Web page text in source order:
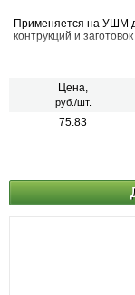
Применяется на УШМ
контрукций и заготовок
Цена,
руб./шт.
75.83